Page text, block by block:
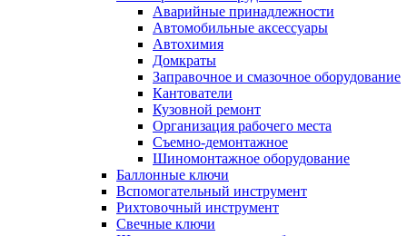
Аварийные принадлежности
Автомобильные аксессуары
Автохимия
Домкраты
Заправочное и смазочное оборудование
Кантователи
Кузовной ремонт
Организация рабочего места
Съемно-демонтажное
Шиномонтажное оборудование
Баллонные ключи
Вспомогательный инструмент
Рихтовочный инструмент
Свечные ключи